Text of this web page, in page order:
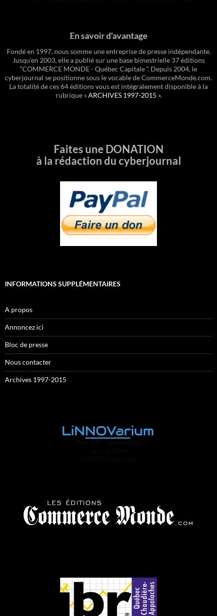
En savoir d'avantage
Fondé en 1997, nous somme une entreprise de presse indépendante.
Jusqu'en 2003, elle a publié sur une base bimestrielle 37 éditions
“COMMERCE MONDE - Québec Capitale ”. Depuis 2004, le
cyberjournal se positionne sous le vocable de CommerceMonde.com.
La totalité de ces 64 éditions vous est intégralement disponible à la
rubrique «ARCHIVES 1997-2015 ».
Faites une DONATION
à la rédaction du cyberjournal
INFORMATIONS SUPPLÉMENTAIRES
A propos
Annoncez ici
Bloc de presse
Nous contacter
Archives 1997-2015